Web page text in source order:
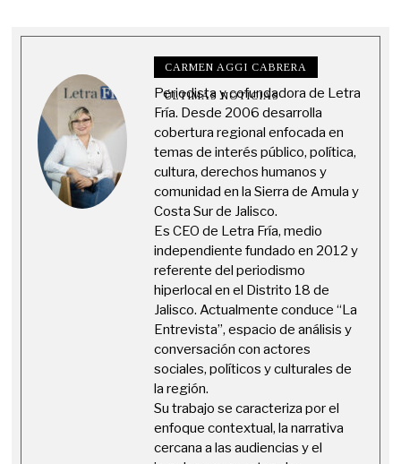
CARMEN AGGI CABRERA
ÚLTIMAS NOTICIAS
Periodista y cofundadora de Letra
Fría. Desde 2006 desarrolla
cobertura regional enfocada en
temas de interés público, política,
cultura, derechos humanos y
comunidad en la Sierra de Amula y
Costa Sur de Jalisco.
Es CEO de Letra Fría, medio
independiente fundado en 2012 y
referente del periodismo
hiperlocal en el Distrito 18 de
Jalisco. Actualmente conduce “La
Entrevista”, espacio de análisis y
conversación con actores
sociales, políticos y culturales de
la región.
Su trabajo se caracteriza por el
enfoque contextual, la narrativa
cercana a las audiencias y el